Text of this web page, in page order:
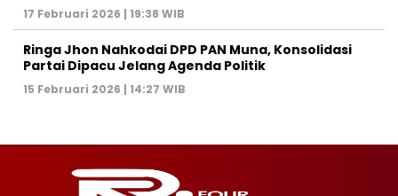
17 Februari 2026 | 19:38 WIB
Ringa Jhon Nahkodai DPD PAN Muna, Konsolidasi
Partai Dipacu Jelang Agenda Politik
15 Februari 2026 | 14:27 WIB